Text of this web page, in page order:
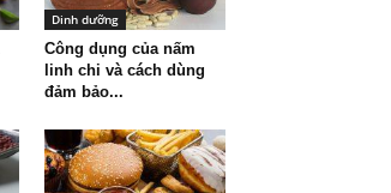
Dinh dưỡng
Công dụng của nấm
linh chi và cách dùng
đảm bảo...